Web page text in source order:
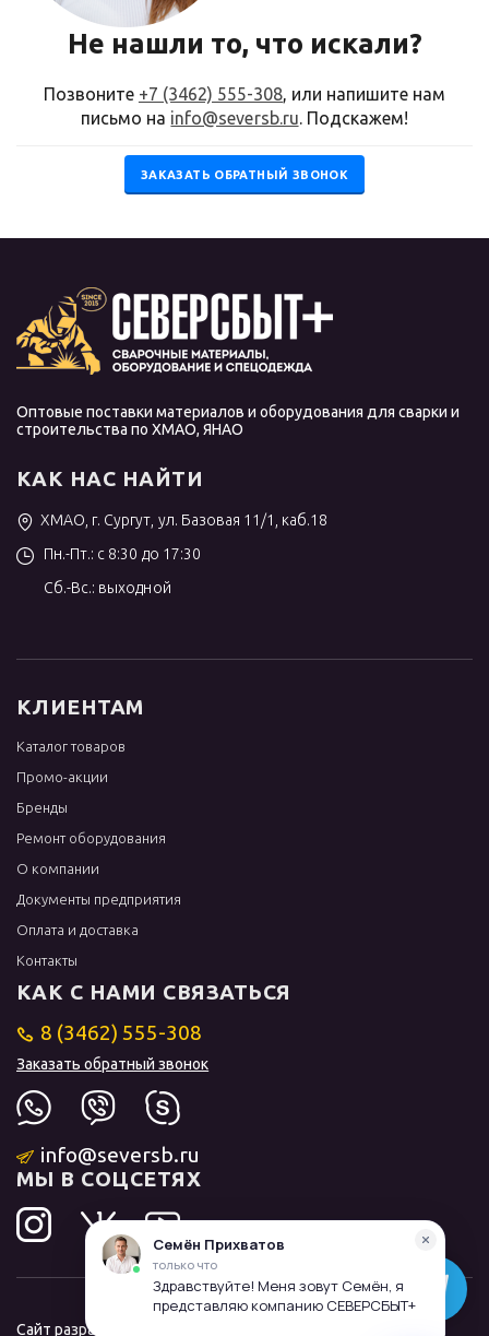
Не нашли то, что искали?
Позвоните +7 (3462) 555-308, или напишите нам
письмо на info@seversb.ru. Подскажем!
ЗАКАЗАТЬ ОБРАТНЫЙ ЗВОНОК
Оптовые поставки материалов и оборудования для сварки и
строительства по ХМАО, ЯНАО
КАК НАС НАЙТИ
ХМАО, г. Сургут, ул. Базовая 11/1, каб.18
Пн.-Пт.: с 8:30 до 17:30
Сб.-Вс.: выходной
КЛИЕНТАМ
Каталог товаров
Промо-акции
Бренды
Ремонт оборудования
О компании
Документы предприятия
Оплата и доставка
Контакты
КАК С НАМИ СВЯЗАТЬСЯ
8 (3462) 555-308
Заказать обратный звонок
info@seversb.ru
МЫ В СОЦСЕТЯХ
Сайт разработал и продвинул